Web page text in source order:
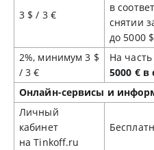
3 $ / 3 €
в
снятии
до 5000
2%, минимум 3 $
/ 3 €
На часть
5000 €
Онлайн-сервисы и
Личный
кабинет
на Tinkoff.ru